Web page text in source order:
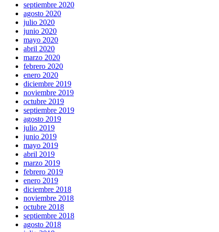
septiembre 2020
agosto 2020
julio 2020
junio 2020
mayo 2020
abril 2020
marzo 2020
febrero 2020
enero 2020
diciembre 2019
noviembre 2019
octubre 2019
septiembre 2019
agosto 2019
julio 2019
junio 2019
mayo 2019
abril 2019
marzo 2019
febrero 2019
enero 2019
diciembre 2018
noviembre 2018
octubre 2018
septiembre 2018
agosto 2018